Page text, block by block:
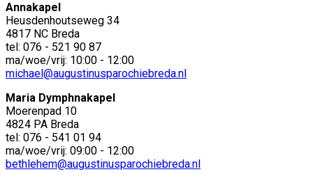
Annakapel
Heusdenhoutseweg 34
4817 NC Breda
tel: 076 - 521 90 87
ma/woe/vrij: 10:00 - 12:00
michael@augustinusparochiebreda.nl
Maria Dymphnakapel
Moerenpad 10
4824 PA Breda
tel: 076 - 541 01 94
ma/woe/vrij: 09:00 - 12:00
bethlehem@augustinusparochiebreda.nl